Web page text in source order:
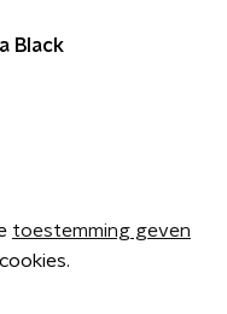
Black
toestemming geven